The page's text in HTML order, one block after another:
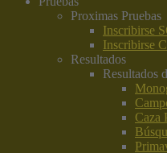
Proximas Pruebas
Inscribirse
Inscribirse
Resultados
Resultados
Caza